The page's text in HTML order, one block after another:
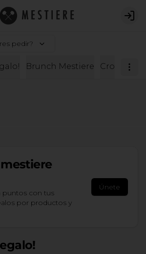
pedir?
Brunch Mestiere
mestiere
puntos con tus
por productos y
Únete